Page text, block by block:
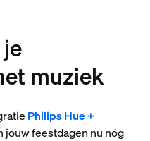
muziek
Philips Hue +
feestdagen nu nóg